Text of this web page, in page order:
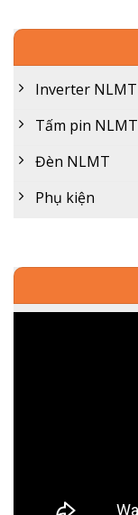
Inverter NLMT
Tấm pin NLMT
Đèn NLMT
Phụ kiện